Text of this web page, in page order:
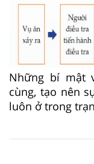
Những bí mật
cùng, tạo nên
luôn ở trong